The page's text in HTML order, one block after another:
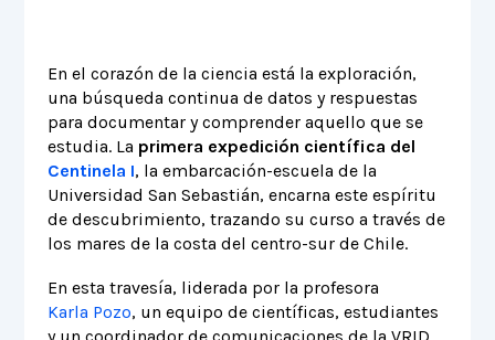
En el corazón de la ciencia está la exploración,
una búsqueda continua de datos y respuestas
para documentar y comprender aquello que se
estudia. La primera expedición científica del
Centinela I, la embarcación-escuela de la
Universidad San Sebastián, encarna este espíritu
de descubrimiento, trazando su curso a través de
los mares de la costa del centro-sur de Chile.
En esta travesía, liderada por la profesora
Karla Pozo, un equipo de científicas, estudiantes